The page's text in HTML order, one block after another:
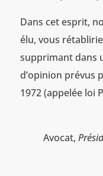
Dans cet esprit,
élu, vous
supprimant dans
d’opinion prévus
1972 (appelée loi
Avocat,